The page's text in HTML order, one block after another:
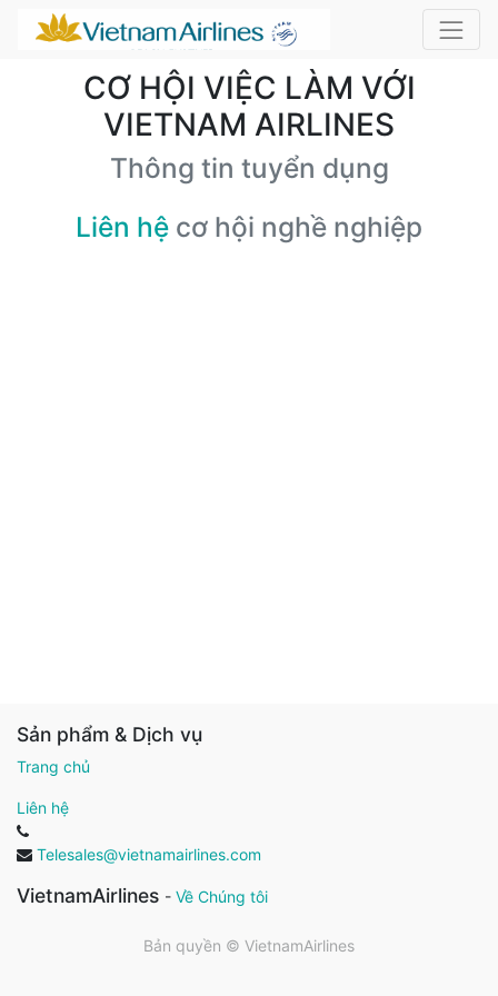
CƠ HỘI VIỆC LÀM VỚI
VIETNAM AIRLINES
Thông tin tuyển dụng
Liên hệ cơ hội nghề nghiệp
Sản phẩm & Dịch vụ
Trang chủ
Liên hệ
Telesales@vietnamairlines.com
VietnamAirlines - Về Chúng tôi
Bản quyền © VietnamAirlines